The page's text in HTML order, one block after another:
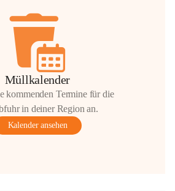
Müllkalender
kommenden Termine für die
in deiner Region an.
Kalender ansehen